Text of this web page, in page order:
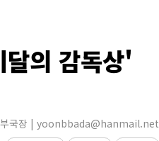
의 감독상'
부국장 | yoonbbada@hanmail.net